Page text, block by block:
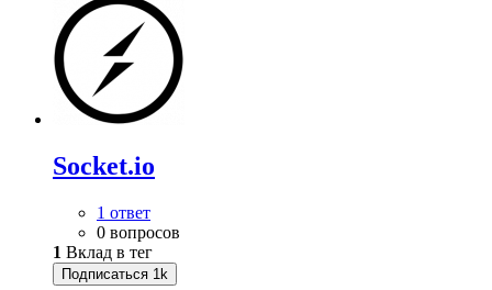
Socket.io
1 ответ
0 вопросов
1 Вклад в тег
Подписаться 1k